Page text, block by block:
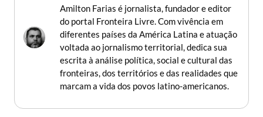
Amilton Farias é jornalista, fundador e editor
do portal Fronteira Livre. Com vivência em
diferentes países da América Latina e atuação
voltada ao jornalismo territorial, dedica sua
escrita à análise política, social e cultural das
fronteiras, dos territórios e das realidades que
marcam a vida dos povos latino-americanos.